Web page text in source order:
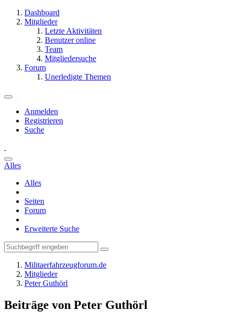
Dashboard
Mitglieder
Letzte Aktivitäten
Benutzer online
Team
Mitgliedersuche
Forum
Unerledigte Themen
Anmelden
Registrieren
Suche
Alles
Alles
Seiten
Forum
Erweiterte Suche
Militaerfahrzeugforum.de
Mitglieder
Peter Guthörl
Beiträge von Peter Guthörl